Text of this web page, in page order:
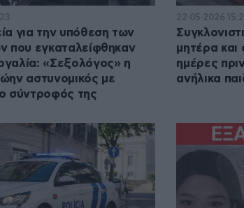
για την υπόθεση των
που εγκαταλείφθηκαν
«Σεξολόγος» η
αστυνομικός με
σύντροφός της
22·05·2026
μητέρα και
ημέρες
ανήλικα